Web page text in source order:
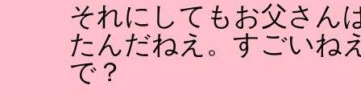
それにしてもお父さ
たんだねえ。すごい
で？